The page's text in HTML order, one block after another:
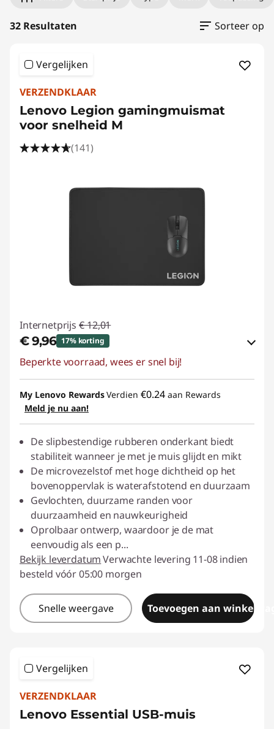
32 Resultaten Sorteer op
Vergelijken
VERZENDKLAAR
Lenovo Legion gamingmuismat
voor snelheid M
(141)
Internetprijs € 12,01
€ 9,96 17% korting
eCoupon-besparingen :-€ 2,05
eCoupon gebruiken :ACC‑SAVE
Beperkte voorraad, wees er snel bij!
My Lenovo RewardsVerdien €0.24 aan Rewards
Meld je nu aan!
De slipbestendige rubberen onderkant biedt
stabiliteit wanneer je met je muis glijdt en mikt
De microvezelstof met hoge dichtheid op het
bovenoppervlak is waterafstotend en duurzaam
Gevlochten, duurzame randen voor
duurzaamheid en nauwkeurigheid
Oprolbaar ontwerp, waardoor je de mat
eenvoudig als een p...
Bekijk leverdatumVerwachte levering 11-08 indien
besteld vóór 05:00 morgen
Snelle weergave Toevoegen aan
Vergelijken
VERZENDKLAAR
Lenovo Essential USB-muis